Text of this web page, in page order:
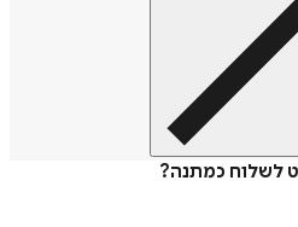
לשלוח כמתנה?